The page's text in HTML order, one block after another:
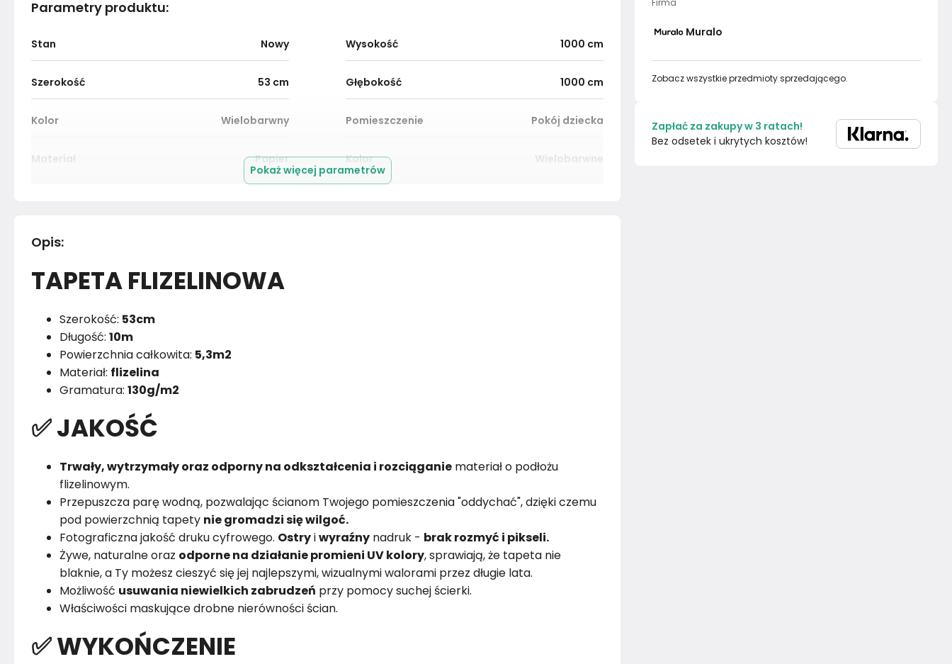
Parametry produktu:
Stan Nowy Wysokość 1000 cm
Szerokość 53 cm Głębokość 1000 cm
Kolor Wielobarwny Pomieszczenie Pokój dziecka
Materiał Papier Kolor Wielobarwne
Rok produkcji
Pokaż więcej parametrów
Opis:
TAPETA FLIZELINOWA
Szerokość: 53cm
Długość: 10m
Powierzchnia całkowita: 5,3m2
Materiał: flizelina
Gramatura: 130g/m2
✅ JAKOŚĆ
Trwały, wytrzymały oraz odporny na odkształcenia i rozciąganie materiał o podłożu
flizelinowym.
Przepuszcza parę wodną, pozwalając ścianom Twojego pomieszczenia "oddychać", dzięki czemu
pod powierzchnią tapety nie gromadzi się wilgoć.
Fotograficzna jakość druku cyfrowego. Ostryiwyraźny nadruk - brak rozmyć i pikseli.
Żywe, naturalne oraz odporne na działanie promieni UV kolory, sprawiają, że tapeta nie
blaknie, a Ty możesz cieszyć się jej najlepszymi, wizualnymi walorami przez długie lata.
Możliwość usuwania niewielkich zabrudzeń przy pomocy suchej ścierki.
Właściwości maskujące drobne nierówności ścian.
✅ WYKOŃCZENIE
Firma
Muralo
Zobacz wszystkie przedmioty sprzedającego.
Zapłać za zakupy w 3 ratach!
Bez odsetek i ukrytych kosztów!